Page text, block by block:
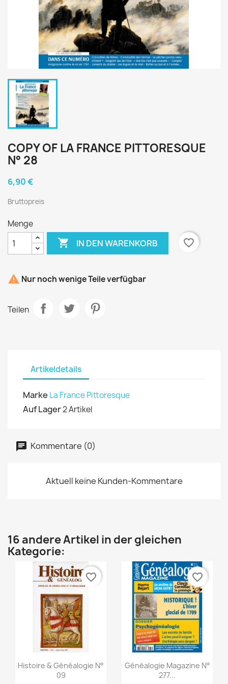
COPY OF LA FRANCE PITTORESQUE
N° 28
6,90 €
Bruttopreis
Menge
 IN DEN WARENKORB favorite_border
 Nur noch wenige Teile verfügbar
Teilen
Artikeldetails
Marke La France Pittoresque
Auf Lager2 Artikel
Kommentare (0)
Aktuell keine Kunden-Kommentare
16 andere Artikel in der gleichen
Kategorie:
Vorschau
Histoire & Généalogie N°
09
favorite_border
Vorschau
Généalogie Magazine N°
277...
favorite_border